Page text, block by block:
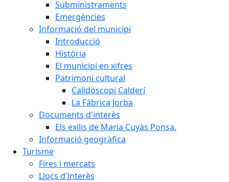
Subministraments
Emergències
Informació del municipi
Introducció
Història
El municipi en xifres
Patrimoni cultural
Calidoscopi Calderí
La Fàbrica Jorba
Documents d'interès
Els exilis de Maria Cuyàs Ponsa.
Informació geogràfica
Turisme
Fires i mercats
Llocs d'interès